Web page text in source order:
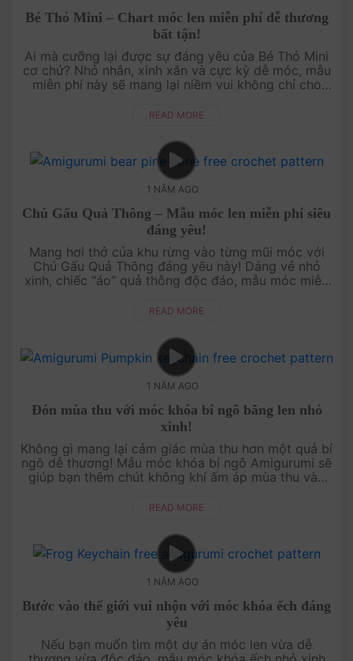
Bé Thỏ Mini – Chart móc len miễn phí dễ thương
bất tận!
Ai mà cưỡng lại được sự đáng yêu của Bé Thỏ Mini
cơ chứ? Nhỏ nhắn, xinh xắn và cực kỳ dễ móc, mẫu
miễn phí này sẽ mang lại niềm vui không chỉ cho
để bé th....
READ MORE
1 NĂM AGO
Chú Gấu Quả Thông – Mẫu móc len miễn phí siêu
đáng yêu!
Mang hơi thở của khu rừng vào từng mũi móc với
Chú Gấu Quả Thông đáng yêu này! Dáng vẻ nhỏ
xinh, chiếc “áo” quả thông độc đáo, mẫu móc miễn
ngay từ án....
READ MORE
1 NĂM AGO
Đón mùa thu với móc khóa bí ngô bằng len nhỏ
xinh!
Không gì mang lại cảm giác mùa thu hơn một quả bí
ngô dễ thương! Mẫu móc khóa bí ngô Amigurumi sẽ
giúp bạn thêm chút không khí ấm áp mùa thu vào
hảo để làm quà tặng hoặc....
READ MORE
1 NĂM AGO
Bước vào thế giới vui nhộn với móc khóa ếch đáng
yêu
Nếu bạn muốn tìm một dự án móc len vừa dễ